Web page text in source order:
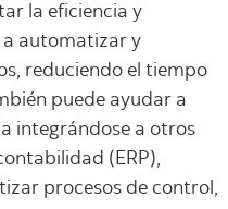
la eficiencia y
automatizar y
reduciendo el tiempo
puede ayudar a
integrándose a otros
(ERP),
procesos de control,